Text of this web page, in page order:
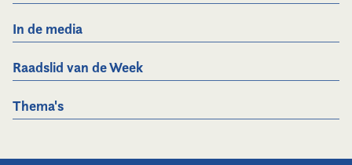
In de media
Raadslid van de Week
Thema's